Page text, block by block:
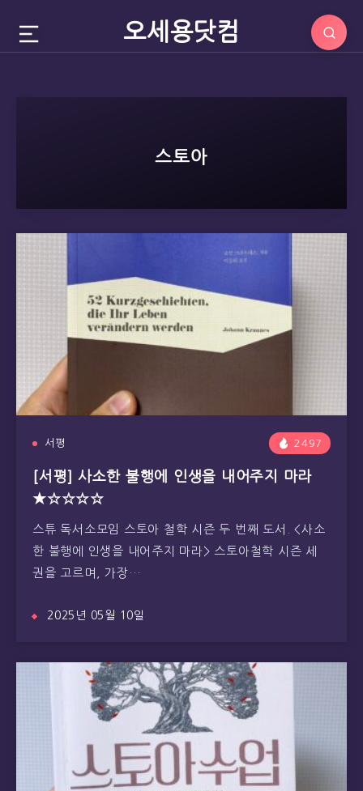
오세용닷컴
스토아
서평 2497
[서평] 사소한 불행에 인생을 내어주지 마라
★☆☆☆☆
스튜 독서소모임 스토아 철학 시즌 두 번째 도서. <사소
한 불행에 인생을 내어주지 마라> 스토아철학 시즌 세
권을 고르며, 가장…
2025년 05월 10일